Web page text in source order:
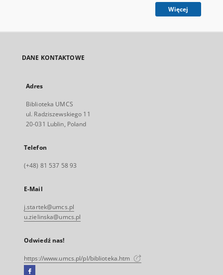
Więcej
DANE KONTAKTOWE
Adres
Biblioteka UMCS
ul. Radziszewskiego 11
20-031 Lublin, Poland
Telefon
(+48) 81 537 58 93
E-Mail
j.startek@umcs.pl
u.zielinska@umcs.pl
Odwiedź nas!
https://www.umcs.pl/pl/biblioteka.htm
Facebook